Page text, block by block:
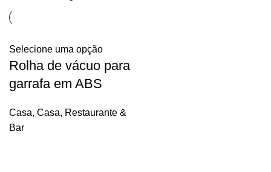
Selecione uma opção
Rolha de vácuo para
garrafa em ABS
Casa, Casa, Restaurante &
Bar